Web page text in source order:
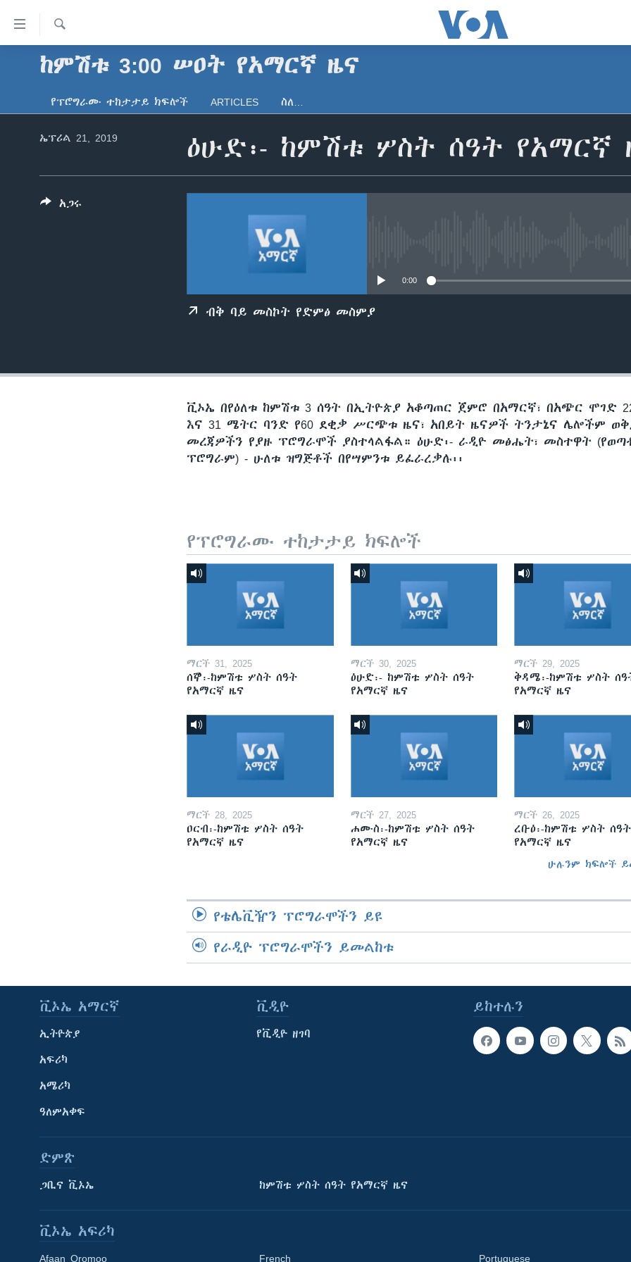
የመሥሪያ
ማገናኛዎች
አፍሪካ
ዓለምአቀፍ
ጋቢና ቪኦኤ
ከምሽቱ ሦስት ሰዓት የአማርኛ ዜና
ፈልግ
ከምሽቱ 3:00 ሠዐት የአማርኛ ዜና
የፕሮግራሙ ተከታታይ ክፍሎች ARTICLES ስለ…
ዕሁድ፡- ከምሽቱ ሦስት ሰዓት የአማርኛ
ኤፕሪል 21, 2019
0:00
ብቅ ባይ መስኮት የድምፅ መስምያ
አጋሩ
ቪኦኤ በየዕለቱ ከምሽቱ 3 ሰዓት በኢትዮጵያ አቆጣጠር ጀምሮ በአማርኛ፣ በአጭር ሞገድ
እና 31 ሜትር ባንድ የ60 ደቂቃ ሥርጭቱ ዜና፣ አበይት ዜናዎች ትንታኔና ሌሎችም
መረጃዎችን የያዙ ፕሮግራሞች ያስተላልፋል። ዕሁድ፡- ራዲዮ መፅሔት፣ መስተዋት
ፕሮግራም) - ሁለቱ ዝግጅቶች በየሣምንቱ ይፈራረቃሉ፡፡
የፕሮግራሙ ተከታታይ ክፍሎች
ማርች 31, 2025
ሰኞ፡-ከምሽቱ ሦስት ሰዓት
የአማርኛ ዜና
ማርች 30, 2025
ዕሁድ፡- ከምሽቱ ሦስት ሰዓት
የአማርኛ ዜና
ማርች 29, 2025
ቅዳሜ፡-ከምሽቱ ሦስት
የአማርኛ ዜና
ማርች 28, 2025
ዐርብ፡-ከምሽቱ ሦስት ሰዓት
የአማርኛ ዜና
ማርች 27, 2025
ሐሙስ፡-ከምሽቱ ሦስት ሰዓት
የአማርኛ ዜና
ማርች 26, 2025
ረቡዕ፡-ከምሽቱ ሦስት ሰዓት
የአማርኛ ዜና
ሁሉንም ክፍሎች
የቴሌቪዥን ፕሮግራሞችን ይዩ
የራዲዮ ፕሮግራሞችን ይመልከቱ
ይከተሉን
ቪኦኤ አማርኛ
ኢትዮጵያ
አፍሪካ
አሜሪካ
ዓለምአቀፍ
ቪዲዮ
የቪዲዮ ዘገባ
ድምጽ
ጋቢና ቪኦኤ ከምሽቱ ሦስት ሰዓት የአማርኛ ዜና
ቪኦኤ አፍሪካ
Afaan Oromoo French Portuguese